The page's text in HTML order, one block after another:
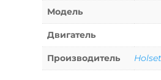
Модель
Двигатель
Производитель Holset